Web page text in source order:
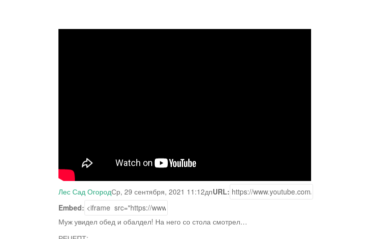
Лес Сад ОгородСр, 29 сентября, 2021 11:12дпURL:
Embed:
Муж увидел обед и обалдел! На него со стола смотрел…